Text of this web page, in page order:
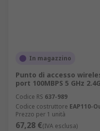
In magazzino
Punto di accesso
port 100MBPS 5 GHz
Codice RS 637-989
Codice costruttore EAP110-
Prezzo per 1 unità
67,28 €(IVA esclusa)